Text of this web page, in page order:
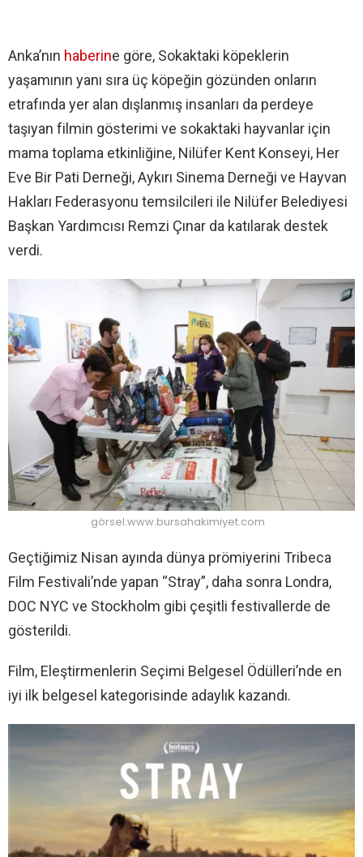
Anka’nın haberine göre, Sokaktaki köpeklerin
yaşamının yanı sıra üç köpeğin gözünden onların
etrafında yer alan dışlanmış insanları da perdeye
taşıyan filmin gösterimi ve sokaktaki hayvanlar için
mama toplama etkinliğine, Nilüfer Kent Konseyi, Her
Eve Bir Pati Derneği, Aykırı Sinema Derneği ve Hayvan
Hakları Federasyonu temsilcileri ile Nilüfer Belediyesi
Başkan Yardımcısı Remzi Çınar da katılarak destek
verdi.
görsel:www.bursahakimiyet.com
Geçtiğimiz Nisan ayında dünya prömiyerini Tribeca
Film Festivali’nde yapan “Stray”, daha sonra Londra,
DOC NYC ve Stockholm gibi çeşitli festivallerde de
gösterildi.
Film, Eleştirmenlerin Seçimi Belgesel Ödülleri’nde en
iyi ilk belgesel kategorisinde adaylık kazandı.